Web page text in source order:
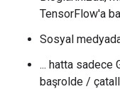
TensorFlow'a
Sosyal
... hatta sadece
başrolde /